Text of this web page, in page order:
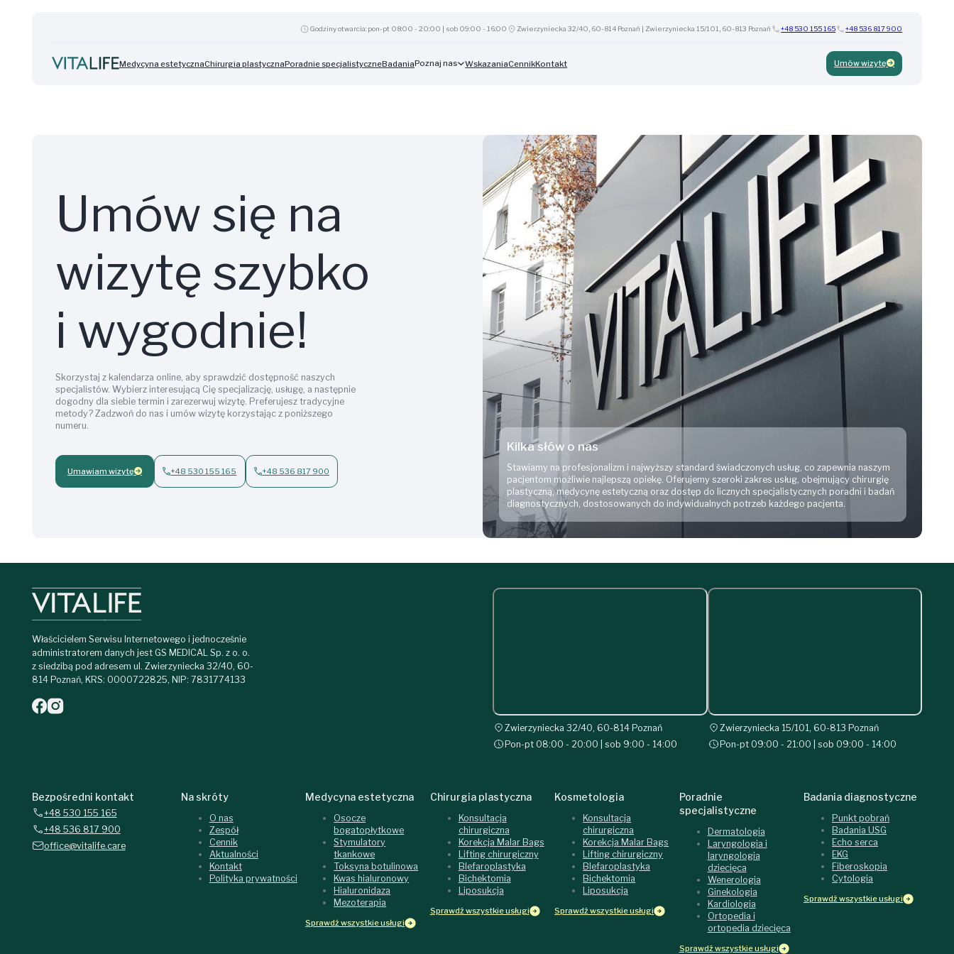
Godziny otwarcia: pon-pt 08:00 - 20:00 | sob 09:00 - 16:00 Zwierzyniecka 32/40, 60-814 Poznań | Zwierzyniecka 15/101, 60-813 Poznań +48 530 155 165 +48 536 817 900
Medycyna estetycznaChirurgia plastycznaPoradnie specjalistyczneBadaniaPoznaj nas WskazaniaCennikKontakt Umów wizytę
Umów się na
wizytę szybko
i wygodnie!
Skorzystaj z kalendarza online, aby sprawdzić dostępność naszych
specjalistów. Wybierz interesującą Cię specjalizację, usługę, a następnie
dogodny dla siebie termin i zarezerwuj wizytę. Preferujesz tradycyjne
metody? Zadzwoń do nas i umów wizytę korzystając z poniższego
numeru.
Umawiam wizytę +48 530 155 165 +48 536 817 900
Kilka słów o nas
Stawiamy na profesjonalizm i najwyższy standard świadczonych usług, co zapewnia naszym
pacjentom możliwie najlepszą opiekę. Oferujemy szeroki zakres usług, obejmujący chirurgię
plastyczną, medycynę estetyczną oraz dostęp do licznych specjalistycznych poradni i badań
diagnostycznych, dostosowanych do indywidualnych potrzeb każdego pacjenta.
Właścicielem Serwisu Internetowego i jednocześnie
administratorem danych jest GS MEDICAL Sp. z o. o.
z siedzibą pod adresem ul. Zwierzyniecka 32/40, 60-
814 Poznań, KRS: 0000722825, NIP: 7831774133
Zwierzyniecka 32/40, 60-814 Poznań
Pon-pt 08:00 - 20:00 | sob 9:00 - 14:00
Zwierzyniecka 15/101, 60-813 Poznań
Pon-pt 09:00 - 21:00 | sob 09:00 - 14:00
Bezpośredni kontakt
+48 530 155 165
+48 536 817 900
office@vitalife.care
Na skróty
O nas
Zespół
Cennik
Aktualności
Kontakt
Polityka prywatności
Medycyna estetyczna
Osocze
bogatopłytkowe
Stymulatory
tkankowe
Toksyna botulinowa
Kwas hialuronowy
Hialuronidaza
Mezoterapia
Sprawdź wszystkie usługi
Chirurgia plastyczna
Konsultacja
chirurgiczna
Korekcja Malar Bags
Lifting chirurgiczny
Blefaroplastyka
Bichektomia
Liposukcja
Sprawdź wszystkie usługi
Kosmetologia
Konsultacja
chirurgiczna
Korekcja Malar Bags
Lifting chirurgiczny
Blefaroplastyka
Bichektomia
Liposukcja
Sprawdź wszystkie usługi
Poradnie
specjalistyczne
Dermatologia
Laryngologia i
laryngologia
dziecięca
Wenerologia
Ginekologia
Kardiologia
Ortopedia i
ortopedia dziecięca
Sprawdź wszystkie usługi
Badania diagnostyczne
Punkt pobrań
Badania USG
Echo serca
EKG
Fiberoskopia
Cytologia
Sprawdź wszystkie usługi